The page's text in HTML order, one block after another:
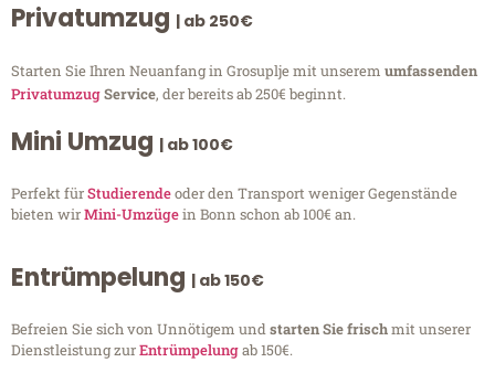
Privatumzug | ab 250€
Starten Sie Ihren Neuanfang in Grosuplje mit unserem umfassenden
PrivatumzugService, der bereits ab 250€ beginnt.
Mini Umzug | ab 100€
Perfekt fürStudierendeoder den Transport weniger Gegenstände
bieten wirMini-Umzügein Bonn schon ab 100€ an.
Entrümpelung | ab 150€
Befreien Sie sich von Unnötigem undstarten Sie frischmit unserer
Dienstleistung zurEntrümpelungab 150€.